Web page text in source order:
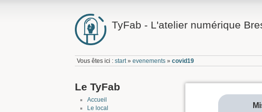
TyFab - L'atelier numérique
Vous êtes ici :start»evenements »covid19
Le TyFab
Accueil
Le local